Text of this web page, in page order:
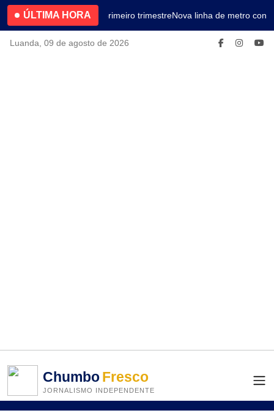
ÚLTIMA HORA4.2% no primeiro trimestreNova linha de metro
Luanda, 09 de agosto de 2026
ChumboFresco
JORNALISMO INDEPENDENTE